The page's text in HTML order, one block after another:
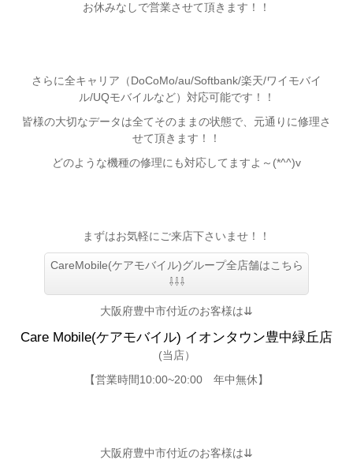
お休みなしで営業させて頂きます！！
さらに全キャリア（DoCoMo/au/Softbank/楽天/ワイモバイ
ル/UQモバイルなど）対応可能です！！
皆様の大切なデータは全てそのままの状態で、元通りに修理さ
せて頂きます！！
どのような機種の修理にも対応してますよ～(*^^)v
まずはお気軽にご来店下さいませ！！
CareMobile(ケアモバイル)グループ全店舗はこちら
⇩⇩⇩
大阪府豊中市付近のお客様は⇊
Care Mobile(ケアモバイル) イオンタウン豊中緑丘店
(当店）
【営業時間10:00~20:00 年中無休】
大阪府豊中市付近のお客様は⇊